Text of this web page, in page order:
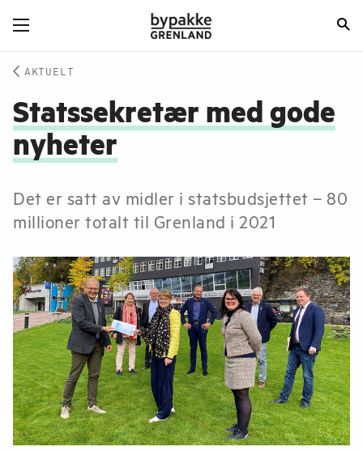
AKTUELT
Statssekretær med gode
nyheter
Det er satt av midler i statsbudsjettet – 80
millioner totalt til Grenland i 2021